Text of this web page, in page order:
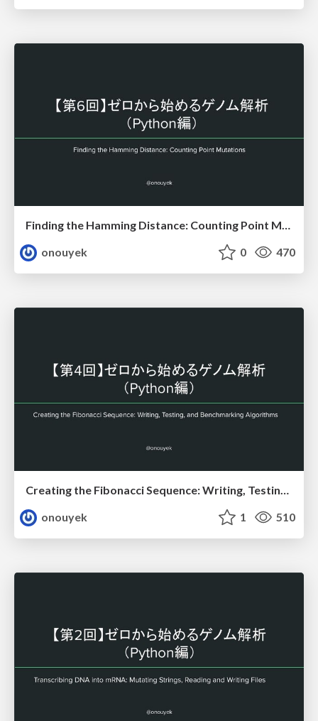
Finding the Hamming Distance: Counting Point Mutations
onouyek
0 470
Creating the Fibonacci Sequence: Writing, Testing, and Benchmarking Algorithms
onouyek
1 510